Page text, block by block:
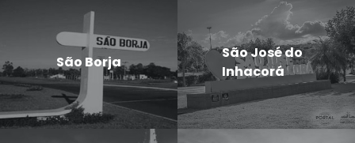
São Borja
São José do
Inhacorá